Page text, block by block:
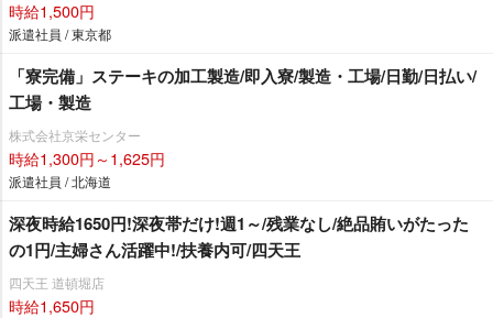
時給1,500円
派遣社員 / 東京都
「寮完備」ステーキの加工製造/即入寮/製造・工場/日勤/日払い/
工場・製造
株式会社京栄センター
時給1,300円～1,625円
派遣社員 / 北海道
深夜時給1650円!深夜帯だけ!週1～/残業なし/絶品賄いがたった
の1円/主婦さん活躍中!/扶養内可/四天王
四天王 道頓堀店
時給1,650円